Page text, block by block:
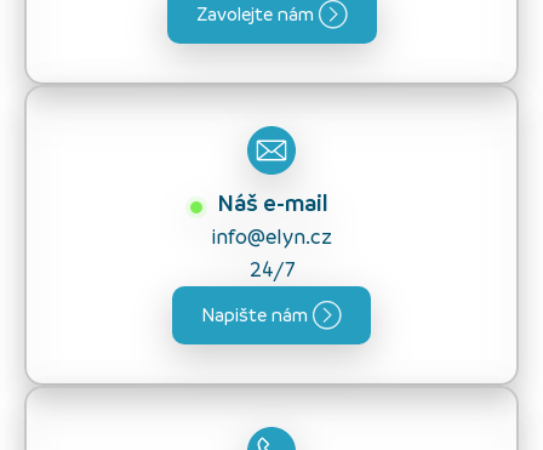
Zavolejte nám
Náš e-mail
info@elyn.cz
24/7
Napište nám